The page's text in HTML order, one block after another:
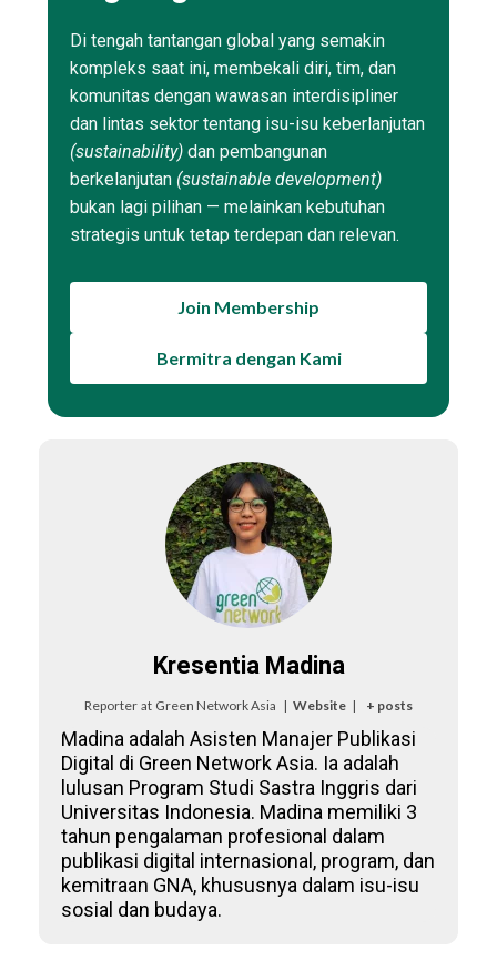
Di tengah tantangan global yang semakin
kompleks saat ini, membekali diri, tim, dan
komunitas dengan wawasan interdisipliner
dan lintas sektor tentang isu-isu keberlanjutan
(sustainability) dan pembangunan
berkelanjutan (sustainable development)
bukan lagi pilihan — melainkan kebutuhan
strategis untuk tetap terdepan dan relevan.
Join Membership
Bermitra dengan Kami
Kresentia Madina
Reporter at Green Network Asia | Website | + posts
Madina adalah Asisten Manajer Publikasi
Digital di Green Network Asia. Ia adalah
lulusan Program Studi Sastra Inggris dari
Universitas Indonesia. Madina memiliki 3
tahun pengalaman profesional dalam
publikasi digital internasional, program, dan
kemitraan GNA, khususnya dalam isu-isu
sosial dan budaya.